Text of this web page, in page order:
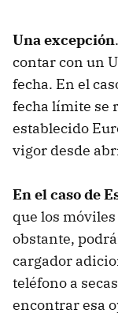
Una excepción
contar con un
fecha. En el
fecha límite se
establecido
vigor desde
En el caso de
que los
obstante,
cargador
teléfono a
encontrar esa